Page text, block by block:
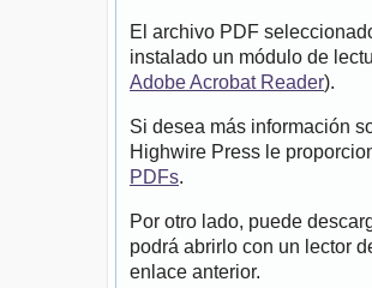
El archivo PDF
instalado un módulo de
Adobe Acrobat Reader).
Si desea más información
Highwire Press le
PDFs.
Por otro lado, puede
podrá abrirlo con un lector
enlace anterior.